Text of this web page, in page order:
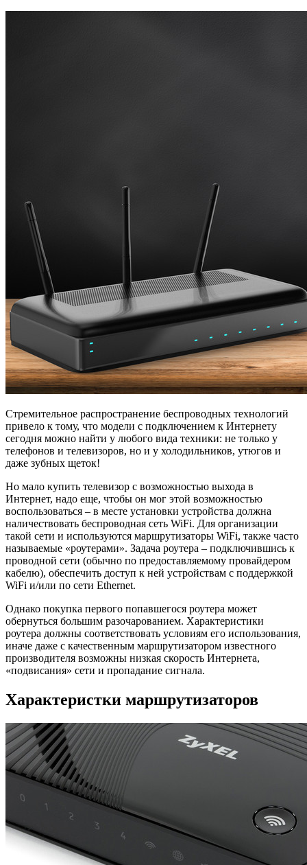
Стремительное распространение беспроводных технологий
привело к тому, что модели с подключением к Интернету
сегодня можно найти у любого вида техники: не только у
телефонов и телевизоров, но и у холодильников, утюгов и
даже зубных щеток!
Но мало купить телевизор с возможностью выхода в
Интернет, надо еще, чтобы он мог этой возможностью
воспользоваться – в месте установки устройства должна
наличествовать беспроводная сеть WiFi. Для организации
такой сети и используются маршрутизаторы WiFi, также часто
называемые «роутерами». Задача роутера – подключившись к
проводной сети (обычно по предоставляемому провайдером
кабелю), обеспечить доступ к ней устройствам с поддержкой
WiFi и/или по сети Ethernet.
Однако покупка первого попавшегося роутера может
обернуться большим разочарованием. Характеристики
роутера должны соответствовать условиям его использования,
иначе даже с качественным маршрутизатором известного
производителя возможны низкая скорость Интернета,
«подвисания» сети и пропадание сигнала.
Характеристки маршрутизаторов